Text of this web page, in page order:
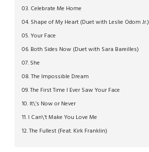
03. Celebrate Me Home
04. Shape of My Heart (Duet with Leslie Odom Jr.)
05. Your Face
06. Both Sides Now (Duet with Sara Bareilles)
07. She
08. The Impossible Dream
09. The First Time I Ever Saw Your Face
10. It\’s Now or Never
11. I Can\’t Make You Love Me
12. The Fullest (Feat. Kirk Franklin)